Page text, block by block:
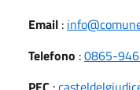
Email :
Telefono :0865-